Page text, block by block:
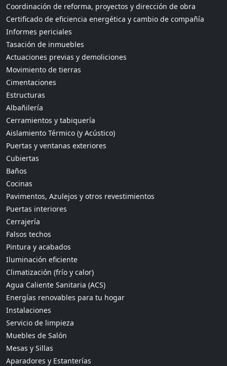
Coordinación de reforma, proyectos y dirección de obra
Certificado de eficiencia energética y cambio de compañía
Informes periciales
Tasación de inmuebles
Actuaciones previas y demoliciones
Movimiento de tierras
Cimentaciones
Estructuras
Albañilería
Cerramientos y tabiquería
Aislamiento Térmico (y Acústico)
Puertas y ventanas exteriores
Cubiertas
Baños
Cocinas
Pavimentos, Azulejos y otros revestimientos
Puertas interiores
Cerrajería
Falsos techos
Pintura y acabados
Iluminación eficiente
Climatización (frío y calor)
Agua Caliente Sanitaria (ACS)
Energías renovables para tu hogar
Instalaciones
Servicio de limpieza
Muebles de Salón
Mesas y Sillas
Aparadores y Estanterías